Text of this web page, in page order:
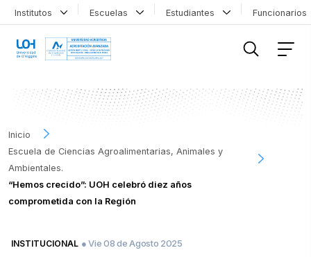
Institutos Escuelas Estudiantes
Inicio
Escuela de Ciencias Agroalimentarias, Animales y
Ambientales.
“Hemos crecido”: UOH celebró diez años
comprometida con la Región
INSTITUCIONAL ● Vie 08 de Agosto 2025